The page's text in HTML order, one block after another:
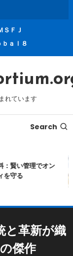
ＳＦＪ
ｂａｌ８
れています
Search
賢い管理でオン
守る
と革新が織
傑作